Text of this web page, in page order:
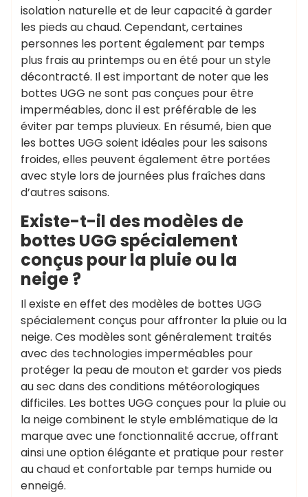
isolation naturelle et de leur capacité à garder
les pieds au chaud. Cependant, certaines
personnes les portent également par temps
plus frais au printemps ou en été pour un style
décontracté. Il est important de noter que les
bottes UGG ne sont pas conçues pour être
imperméables, donc il est préférable de les
éviter par temps pluvieux. En résumé, bien que
les bottes UGG soient idéales pour les saisons
froides, elles peuvent également être portées
avec style lors de journées plus fraîches dans
d’autres saisons.
Existe-t-il des modèles de
bottes UGG spécialement
conçus pour la pluie ou la
neige ?
Il existe en effet des modèles de bottes UGG
spécialement conçus pour affronter la pluie ou la
neige. Ces modèles sont généralement traités
avec des technologies imperméables pour
protéger la peau de mouton et garder vos pieds
au sec dans des conditions météorologiques
difficiles. Les bottes UGG conçues pour la pluie ou
la neige combinent le style emblématique de la
marque avec une fonctionnalité accrue, offrant
ainsi une option élégante et pratique pour rester
au chaud et confortable par temps humide ou
enneigé.